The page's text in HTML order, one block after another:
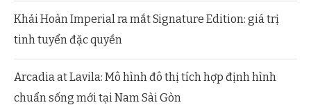
Khải Hoàn Imperial ra mắt Signature Edition: giá trị
tinh tuyển đặc quyền
Arcadia at Lavila: Mô hình đô thị tích hợp định hình
chuẩn sống mới tại Nam Sài Gòn